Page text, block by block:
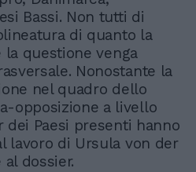
Bassi. Non tutti di
di quanto la
questione venga
Nonostante la
nel quadro dello
opposizione a livello
Paesi presenti hanno
lavoro di Ursula von der
dossier.